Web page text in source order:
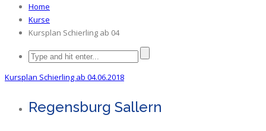
Home
Kurse
Kursplan Schierling ab 04
Kursplan Schierling ab 04.06.2018
Regensburg Sallern